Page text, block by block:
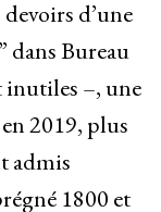
d’une
dans Bureau
inutiles –, une
2019, plus
admis
1800 et